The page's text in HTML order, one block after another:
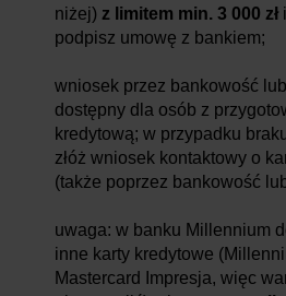
niżej) z limitem min. 3 000 złi
podpisz umowę z bankiem;
wniosek przez bankowość
dostępny dla osób z
kredytową; w przypadku
złóż wniosek kontaktowy o
(także poprzez bankowość
uwaga: w banku Millennium
inne karty kredytowe
Mastercard Impresja, więc